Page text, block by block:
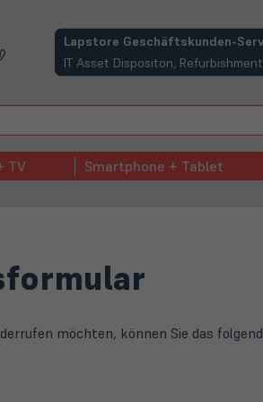
Lapstore Geschäftskunden-
IT Asset Dispositon,
(öffnet in neuem Tab)
TV Smartphone + Tablet
möchten, können Sie das